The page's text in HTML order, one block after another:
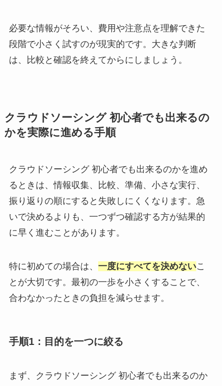
必要な情報がそろい、費用や注意点を理解できた
段階で小さく試すのが現実的です。大きな判断
は、比較と確認を終えてからにしましょう。
クラウドソーシング 初心者でも出来るの
かを実際に進める手順
クラウドソーシング 初心者でも出来るのかを進め
るときは、情報収集、比較、準備、小さな実行、
振り返りの順にすると失敗しにくくなります。急
いで決めるよりも、一つずつ確認する方が結果的
に早く進むことがあります。
特に初めての場合は、 一度にすべてを決めないこ
とが大切です。最初の一歩を小さくすることで、
合わなかったときの負担を減らせます。
手順1：目的を一つに絞る
まず、クラウドソーシング 初心者でも出来るのか